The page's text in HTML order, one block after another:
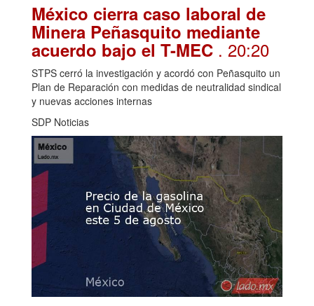
México cierra caso laboral de
Minera Peñasquito mediante
acuerdo bajo el T-MEC . 20:20
STPS cerró la investigación y acordó con Peñasquito un
Plan de Reparación con medidas de neutralidad sindical
y nuevas acciones internas
SDP Noticias